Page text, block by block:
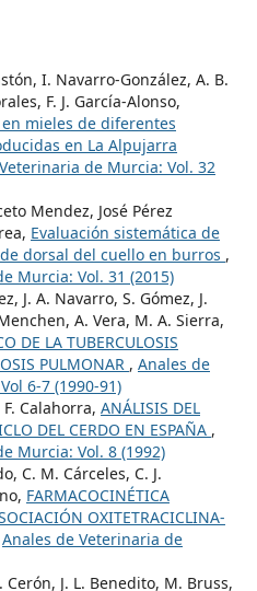
I. Navarro-González, A. B.
F. J. García-Alonso,
mieles de diferentes
en La Alpujarra
de Murcia: Vol. 32
Mendez, José Pérez
Evaluación sistemática de
dorsal del cuello en burros ,
Murcia: Vol. 31 (2015)
J. A. Navarro, S. Gómez, J.
A. Vera, M. A. Sierra,
DE LA TUBERCULOSIS
PULMONAR , Anales de
6-7 (1990-91)
Calahorra, ANÁLISIS DEL
DEL CERDO EN ESPAÑA ,
Murcia: Vol. 8 (1992)
C. M. Cárceles, C. J.
FARMACOCINÉTICA
OXITETRACICLINA-
Anales de Veterinaria de
Cerón, J. L. Benedito, M. Bruss,